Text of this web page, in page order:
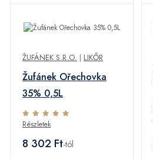
ŽUFÁNEK S.R.O. | LIKŐR
Žufánek Ořechovka
35% 0,5L
Részletek
8 302 Ft-tól